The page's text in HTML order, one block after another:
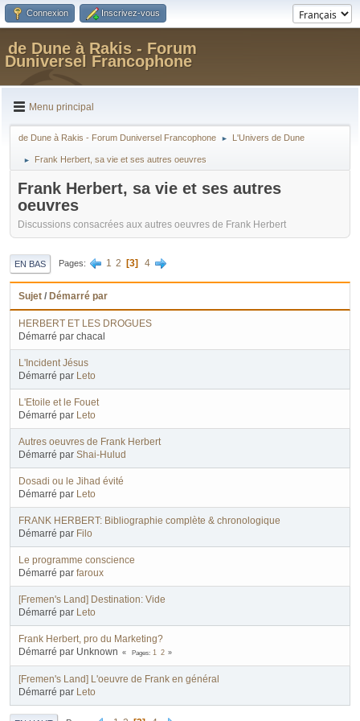
Connexion Inscrivez-vous
de Dune à Rakis - Forum
Duniversel Francophone
Menu principal
de Dune à Rakis - Forum Duniversel Francophone ► L'Univers de Dune
► Frank Herbert, sa vie et ses autres oeuvres
Frank Herbert, sa vie et ses autres
oeuvres
Discussions consacrées aux autres oeuvres de Frank Herbert
EN BAS Pages 1 2 3 4
Sujet / Démarré par
HERBERT ET LES DROGUES
Démarré par chacal
L'Incident Jésus
Démarré par Leto
L'Etoile et le Fouet
Démarré par Leto
Autres oeuvres de Frank Herbert
Démarré par Shai-Hulud
Dosadi ou le Jihad évité
Démarré par Leto
FRANK HERBERT: Bibliographie complète & chronologique
Démarré par Filo
Le programme conscience
Démarré par faroux
[Fremen's Land] Destination: Vide
Démarré par Leto
Frank Herbert, pro du Marketing?
Démarré par Unknown
Pages 1 2
[Fremen's Land] L'oeuvre de Frank en général
Démarré par Leto